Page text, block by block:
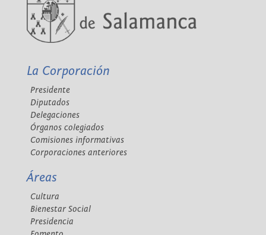
La Corporación
Presidente
Diputados
Delegaciones
Órganos colegiados
Comisiones informativas
Corporaciones anteriores
Áreas
Cultura
Bienestar Social
Presidencia